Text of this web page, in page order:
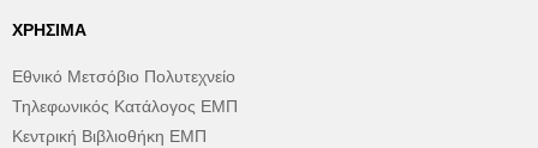
ΧΡΉΣΙΜΑ
Εθνικό Μετσόβιο Πολυτεχνείο
Τηλεφωνικός Κατάλογος ΕΜΠ
Κεντρική Βιβλιοθήκη ΕΜΠ